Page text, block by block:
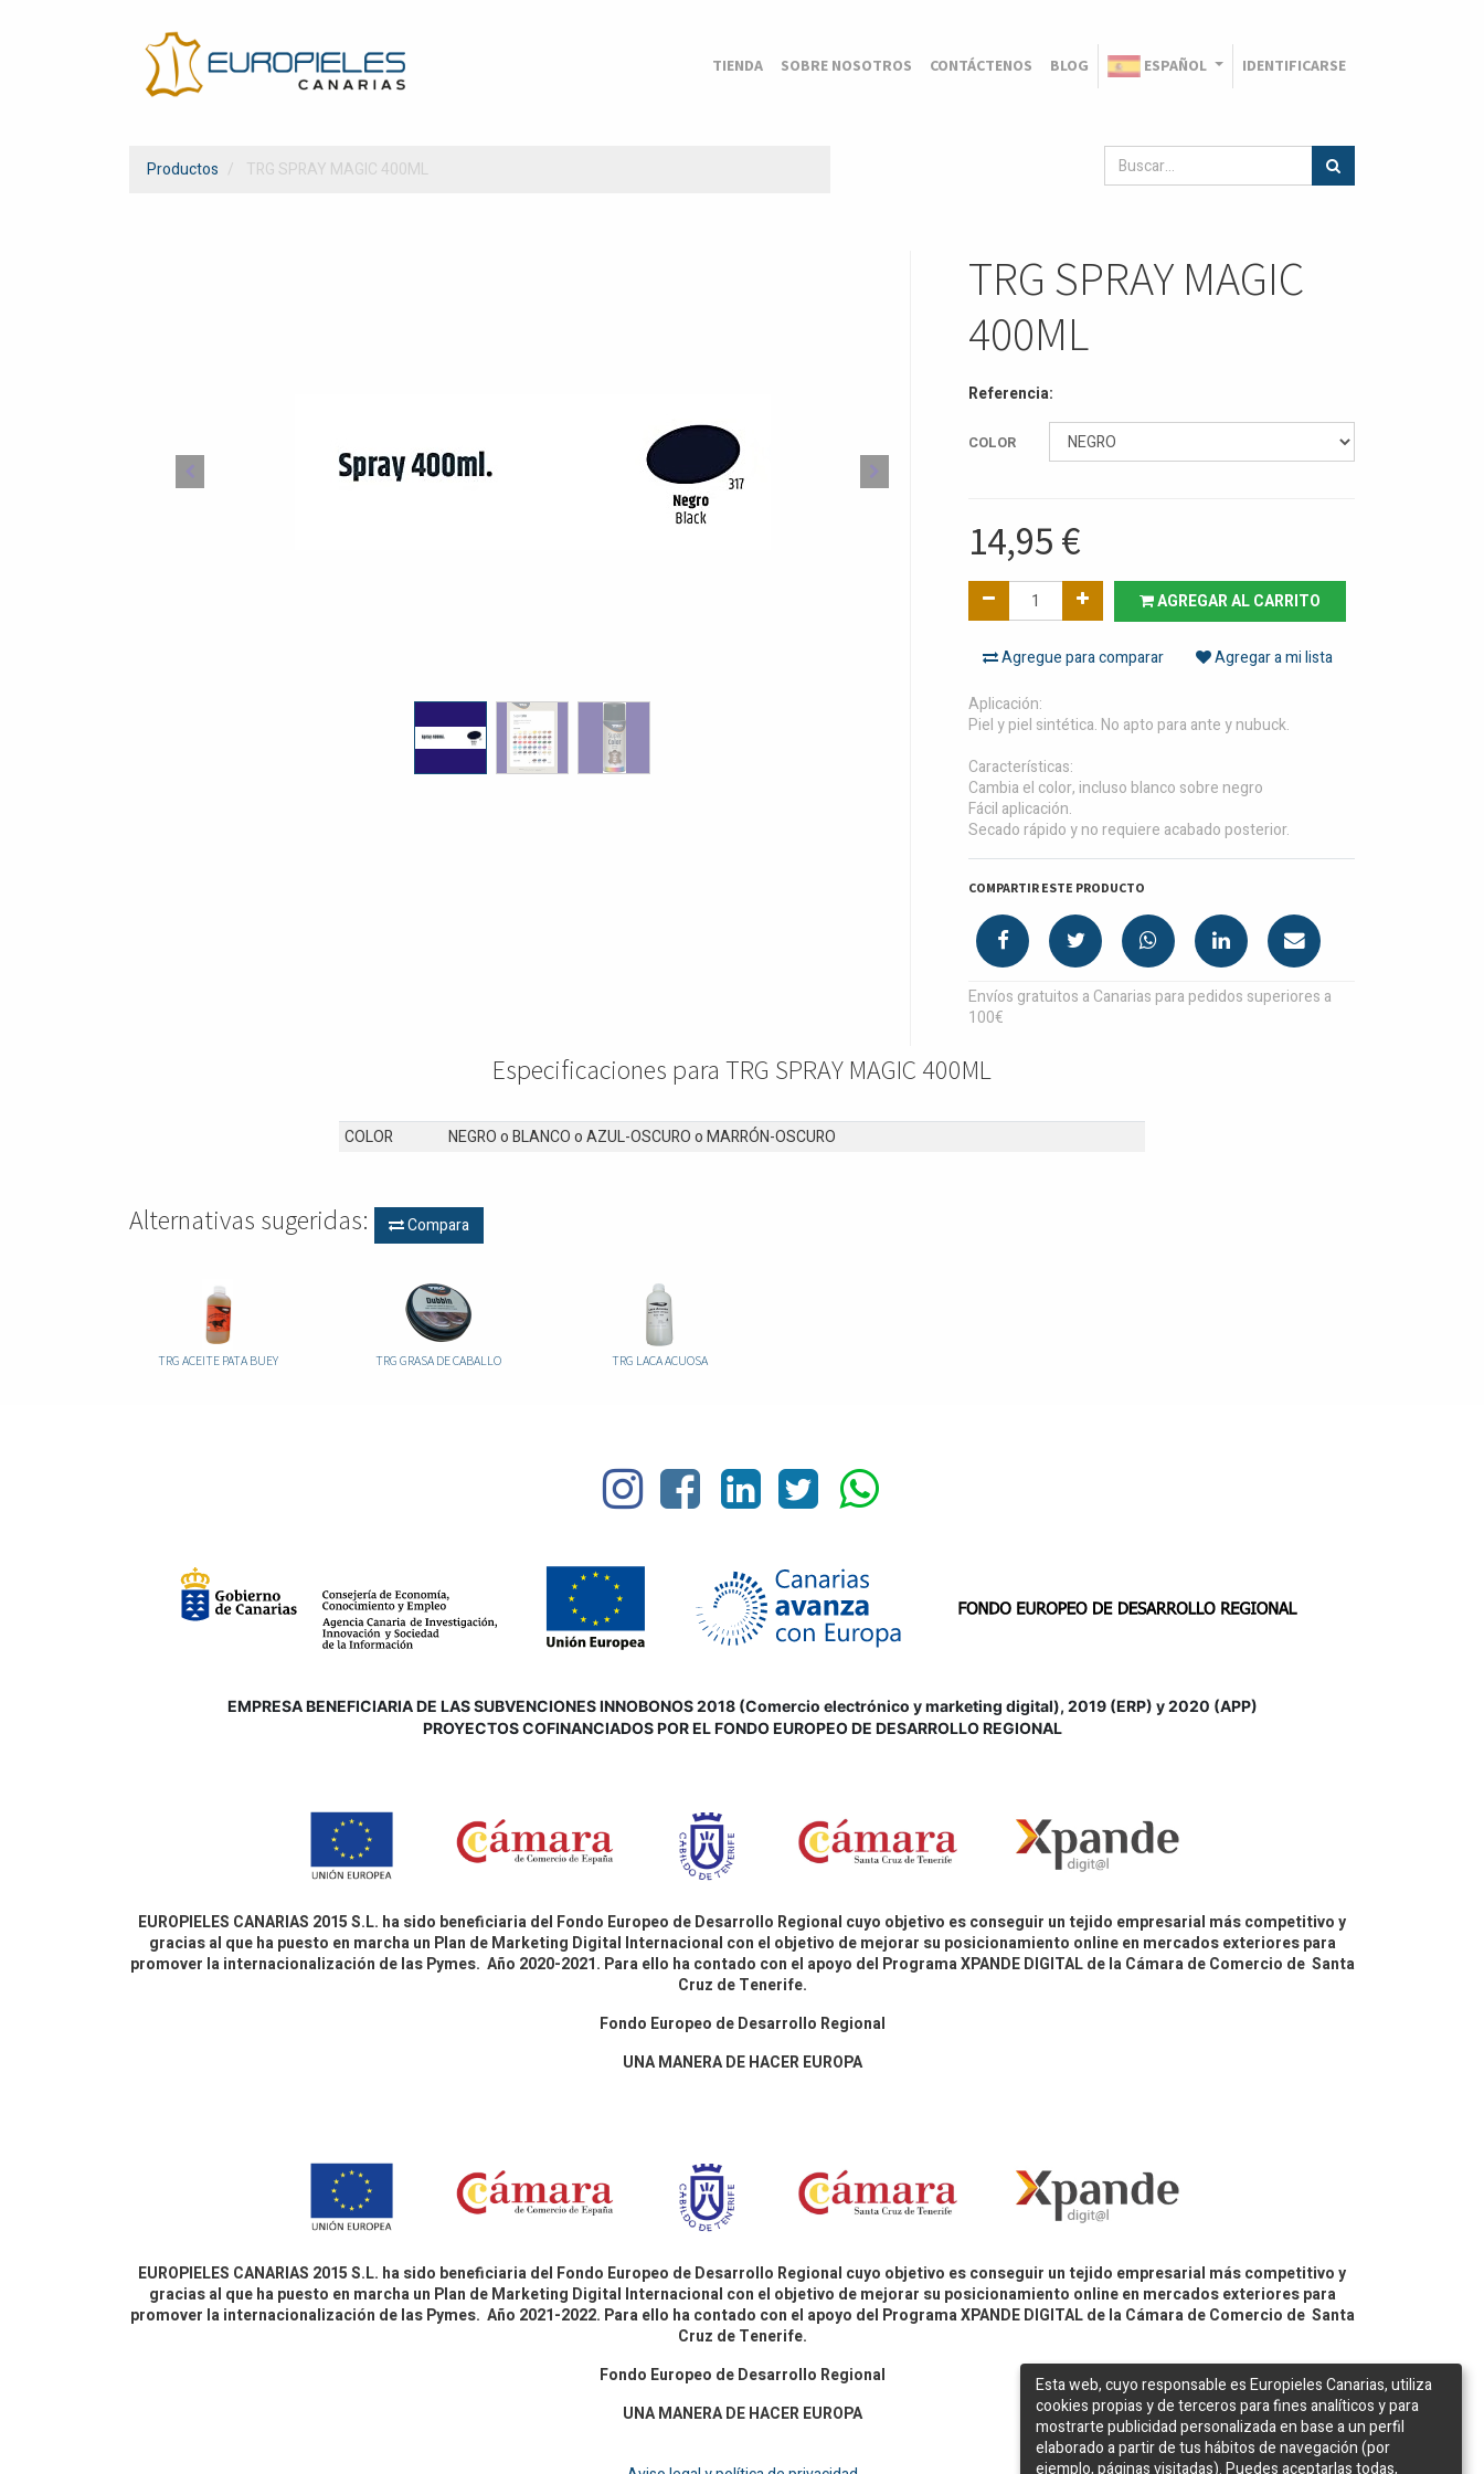
TIENDA SOBRE NOSOTROS CONTÁCTENOS BLOG ESPAÑOL IDENTIFICARSE
Productos TRG SPRAY MAGIC 400ML
TRG SPRAY MAGIC
400ML
Referencia:
COLOR
14,95 €
AGREGAR AL CARRITO
Agregue para comparar
Agregar a mi lista
Aplicación:
Piel y piel sintética. No apto para ante y nubuck.
Características:
Cambia el color, incluso blanco sobre negro
Fácil aplicación.
Secado rápido y no requiere acabado posterior.
COMPARTIR ESTE PRODUCTO
Envíos gratuitos a Canarias para pedidos superiores a
100€
Especificaciones para TRG SPRAY MAGIC 400ML
COLOR NEGROoBLANCOoAZUL-OSCUROoMARRÓN-OSCURO
Alternativas sugeridas: Compara
TRG ACEITE PATA BUEY TRG GRASA DE CABALLO TRG LACA ACUOSA
EMPRESA BENEFICIARIA DE LAS SUBVENCIONES INNOBONOS 2018 (Comercio electrónico y marketing digital), 2019 (ERP) y 2020 (APP)
PROYECTOS COFINANCIADOS POR EL FONDO EUROPEO DE DESARROLLO REGIONAL
EUROPIELES CANARIAS 2015 S.L. ha sido beneficiaria del Fondo Europeo de Desarrollo Regional cuyo objetivo es conseguir un tejido empresarial más competitivo y
gracias al que ha puesto en marcha un Plan de Marketing Digital Internacional con el objetivo de mejorar su posicionamiento online en mercados exteriores para
promover la internacionalización de las Pymes. Año 2020-2021. Para ello ha contado con el apoyo del Programa XPANDE DIGITAL de la Cámara de Comercio de Santa
Cruz de Tenerife.
Fondo Europeo de Desarrollo Regional
UNA MANERA DE HACER EUROPA
EUROPIELES CANARIAS 2015 S.L. ha sido beneficiaria del Fondo Europeo de Desarrollo Regional cuyo objetivo es conseguir un tejido empresarial más competitivo y
gracias al que ha puesto en marcha un Plan de Marketing Digital Internacional con el objetivo de mejorar su posicionamiento online en mercados exteriores para
promover la internacionalización de las Pymes. Año 2021-2022. Para ello ha contado con el apoyo del Programa XPANDE DIGITAL de la Cámara de Comercio de Santa
Cruz de Tenerife.
Fondo Europeo de Desarrollo Regional
UNA MANERA DE HACER EUROPA
Esta web, cuyo responsable es Europieles Canarias, utiliza
cookies propias y de terceros para fines analíticos y para
mostrarte publicidad personalizada en base a un perfil
elaborado a partir de tus hábitos de navegación (por
ejemplo, páginas visitadas). Puedes aceptarlas todas,